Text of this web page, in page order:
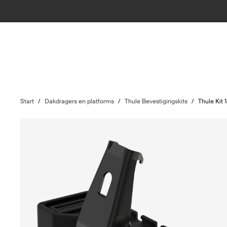
Start / Dakdragers en platforms / Thule Bevestigingskits / Thule Kit